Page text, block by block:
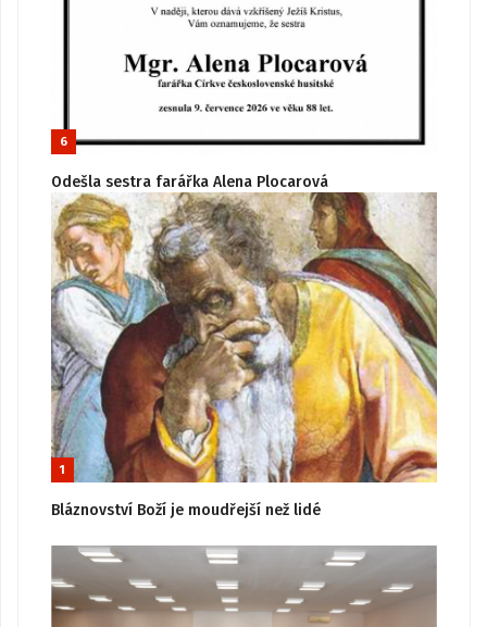
6
Odešla sestra farářka Alena Plocarová
1
Bláznovství Boží je moudřejší než lidé